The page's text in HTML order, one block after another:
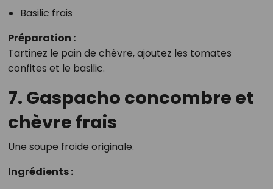
Basilic frais
Préparation :
Tartinez le pain de chèvre, ajoutez les tomates
confites et le basilic.
7. Gaspacho concombre et
chèvre frais
Une soupe froide originale.
Ingrédients :